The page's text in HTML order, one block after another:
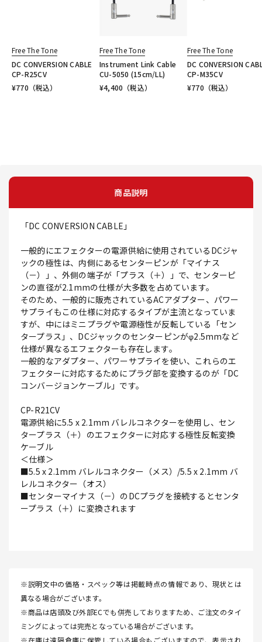
Free The Tone
DC CONVERSION CABLE
CP-R25CV
¥770 （税込）
Free The Tone
Instrument Link Cable
CU-5050 (15cm/LL)
¥4,400 （税込）
Free The Tone
DC CONVERSION
CP-M35CV
¥770 （税込）
商品説明
「DC CONVERSION CABLE」
一般的にエフェクターの電源供給に使用されているDCジャ
ックの極性は、内側にあるセンターピンが「マイナス
（－）」、外側の端子が「プラス（＋）」で、センターピ
ンの直径が2.1mmの仕様が大多数を占めています。
そのため、一般的に販売されているACアダプター、パワー
サプライもこの仕様に対応するタイプが主流となっていま
すが、中にはミニプラグや電源極性が反転している「セン
タープラス」、DCジャックのセンターピンがφ2.5mmなど
仕様が異なるエフェクターも存在します。
一般的なアダプター、パワーサプライを使い、これらのエ
フェクターに対応するためにプラグ部を変換するのが「DC
コンバージョンケーブル」です。
CP-R21CV
電源供給に5.5 x 2.1mm バレルコネクターを使用し、セン
タープラス（＋）のエフェクターに対応する極性反転変換
ケーブル
＜仕様＞
■5.5 x 2.1mm バレルコネクター（メス）/5.5 x 2.1mm バ
レルコネクター（オス）
■センターマイナス（－）のDCプラグを接続するとセンタ
ープラス（＋）に変換されます
※説明文中の価格・スペック等は掲載時点の情報であり、現状とは
異なる場合がございます。
※商品は店頭及び外部ECでも併売しておりますため、ご注文のタイ
ミングによっては完売となっている場合がございます。